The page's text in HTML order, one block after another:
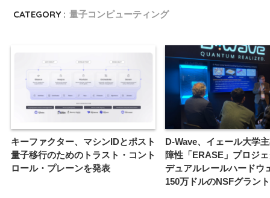
CATEGORY : 量子コンピューティング
キーファクター、マシンIDとポスト
量子移行のためのトラスト・コント
ロール・プレーンを発表
D-Wave、イェール大学
障性「ERASE」プロジ
デュアルレールハードウ
150万ドルのNSFグラン